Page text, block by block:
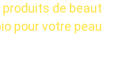
de beaut
pour votre peau